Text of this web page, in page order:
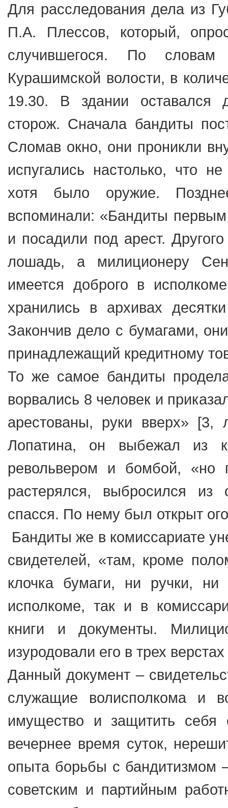
Для расследования дела из
П.А. Плессов, который,
случившегося. По
Курашимской волости, в
19.30. В здании оставался
сторож. Сначала бандиты
Сломав окно, они проникли
испугались настолько, что
хотя было оружие.
вспоминали: «Бандиты первым
и посадили под арест.
лошадь, а милиционеру
имеется доброго в
хранились в архивах
Закончив дело с бумагами,
принадлежащий кредитному
То же самое бандиты
ворвались 8 человек и
арестованы, руки вверх»
Лопатина, он выбежал из
револьвером и бомбой, «но
растерялся, выбросился из
спасся. По нему был открыт
Бандиты же в комиссариате
свидетелей, «там, кроме
клочка бумаги, ни ручки,
исполкоме, так и в
книги и документы.
изуродовали его в трех
Данный документ –
служащие волисполкома и
имущество и защитить себя
вечернее время суток,
опыта борьбы с бандитизмом
советским и партийным